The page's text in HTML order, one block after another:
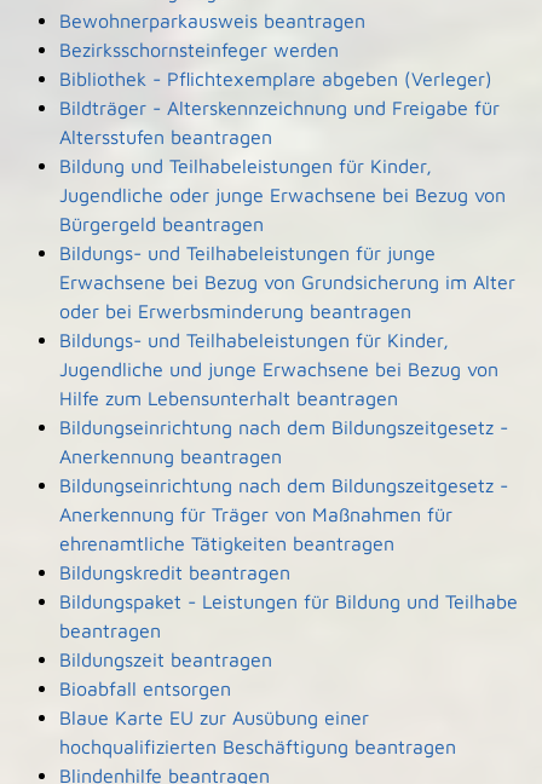
Bewohnerparkausweis beantragen
Bezirksschornsteinfeger werden
Bibliothek - Pflichtexemplare abgeben (Verleger)
Bildträger - Alterskennzeichnung und Freigabe für
Altersstufen beantragen
Bildung und Teilhabeleistungen für Kinder,
Jugendliche oder junge Erwachsene bei Bezug von
Bürgergeld beantragen
Bildungs- und Teilhabeleistungen für junge
Erwachsene bei Bezug von Grundsicherung im Alter
oder bei Erwerbsminderung beantragen
Bildungs- und Teilhabeleistungen für Kinder,
Jugendliche und junge Erwachsene bei Bezug von
Hilfe zum Lebensunterhalt beantragen
Bildungseinrichtung nach dem Bildungszeitgesetz -
Anerkennung beantragen
Bildungseinrichtung nach dem Bildungszeitgesetz -
Anerkennung für Träger von Maßnahmen für
ehrenamtliche Tätigkeiten beantragen
Bildungskredit beantragen
Bildungspaket - Leistungen für Bildung und Teilhabe
beantragen
Bildungszeit beantragen
Bioabfall entsorgen
Blaue Karte EU zur Ausübung einer
hochqualifizierten Beschäftigung beantragen
Blindenhilfe beantragen